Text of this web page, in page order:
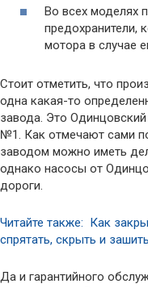
Во всех моделях
предохранители,
мотора в случае
Стоит отметить, что
одна какая-то
завода. Это
№1. Как отмечают сами
заводом можно иметь
однако насосы от
дороги.
Читайте также: Как
спрятать, скрыть и зашить
Да и гарантийного